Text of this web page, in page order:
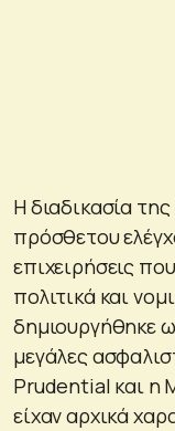
Η διαδικασία
πρόσθετου
επιχειρήσεις
πολιτικά και
δημιουργήθηκε
μεγάλες
Prudential και η
είχαν αρχικά